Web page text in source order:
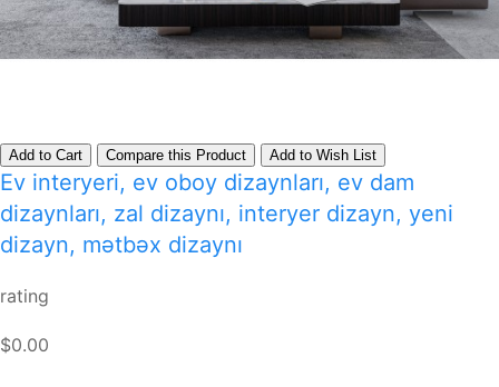
Add to Cart Compare this Product Add to Wish List
Ev interyeri, ev oboy dizaynları, ev dam
dizaynları, zal dizaynı, interyer dizayn, yeni
dizayn, mətbəx dizaynı
rating
$0.00